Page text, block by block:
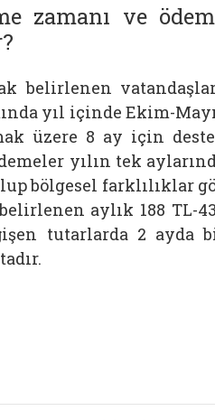
zamanı ve
belirlenen
yıl içinde Ekim-
üzere 8 ay için
yılın tek
bölgesel farklılıklar
aylık 188 TL-
tutarlarda 2 ayda